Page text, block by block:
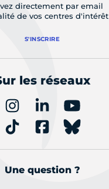
directement par email
de vos centres d'intérêt
S'INSCRIRE
les réseaux
Une question ?